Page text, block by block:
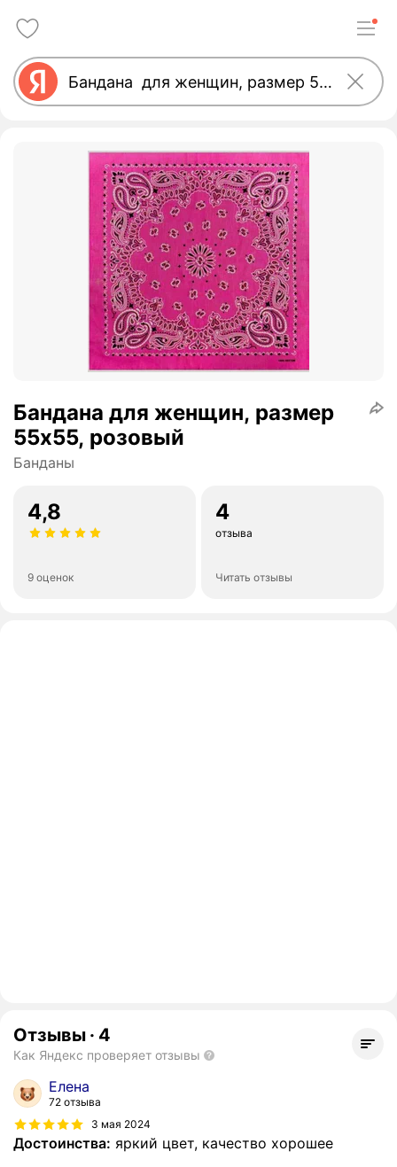
Бандана для женщин, размер
55х55, розовый
Банданы
4,8
9 оценок
4
отзыва
Читать отзывы
Отзывы · 4
Как Яндекс проверяет отзывы
Елена
72 отзыва
3 мая 2024
Достоинства: яркий цвет, качество хорошее